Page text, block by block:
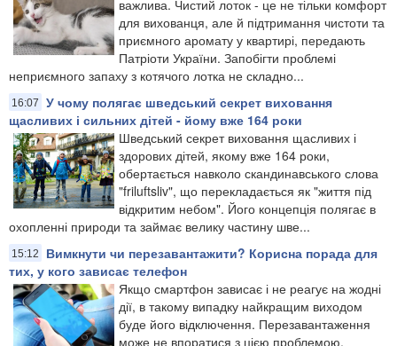
важлива. Чистий лоток - це не тільки комфорт
для вихованця, але й підтримання чистоти та
приємного аромату у квартирі, передають
Патріоти України. Запобігти проблемі
неприємного запаху з котячого лотка не складно...
16:07
У чому полягає шведський секрет виховання
щасливих і сильних дітей - йому вже 164 роки
Шведський секрет виховання щасливих і
здорових дітей, якому вже 164 роки,
обертається навколо скандинавського слова
"friluftsliv", що перекладається як "життя під
відкритим небом". Його концепція полягає в
охопленні природи та займає велику частину шве...
15:12
Вимкнути чи перезавантажити? Корисна порада для
тих, у кого зависає телефон
Якщо смартфон зависає і не реагує на жодні
дії, в такому випадку найкращим виходом
буде його відключення. Перезавантаження
може не впоратися з цією проблемою,